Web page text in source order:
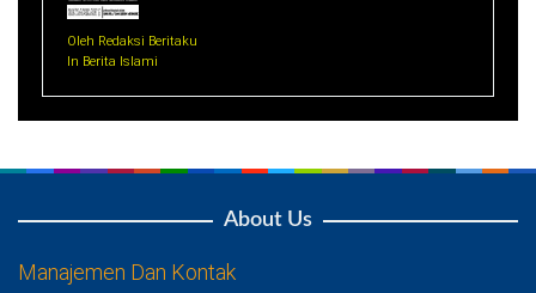
Oleh Redaksi Beritaku
In Berita Islami
About Us
Manajemen Dan Kontak